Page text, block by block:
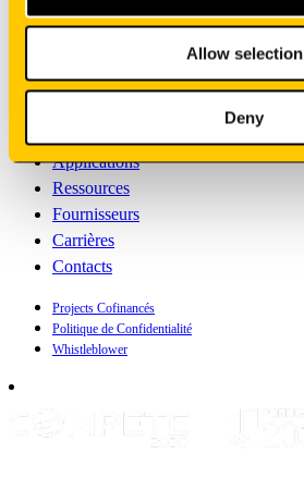
Allow selection
Deny
Inscrivez-vous à notre newsletter
Applications
Ressources
Fournisseurs
Carrières
Contacts
Projects Cofinancés
Politique de Confidentialité
Whistleblower